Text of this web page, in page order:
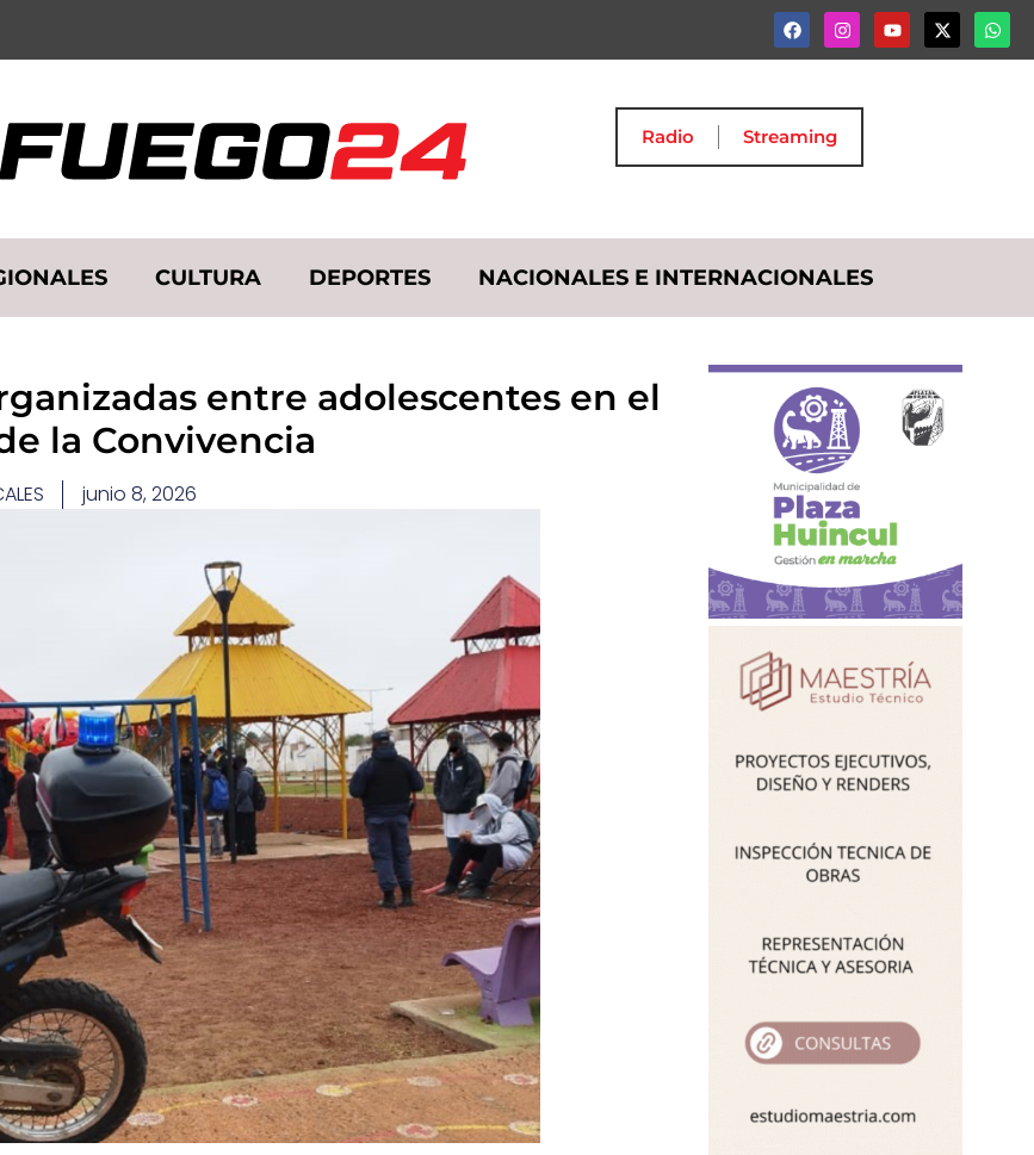
Radio Streaming
CULTURA DEPORTES NACIONALES E INTERNACIONALES
entre adolescentes en el
la Convivencia
junio 8, 2026